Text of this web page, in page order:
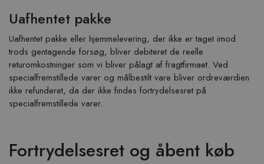
Uafhentet pakke
Uafhentet pakke eller hjemmelevering, der ikke er taget imod
trods gentagende forsøg, bliver debiteret de reelle
returomkostninger som vi bliver pålagt af fragtfirmaet. Ved
specialfremstillede varer og målbestilt vare bliver ordreværdien
ikke refunderet, da der ikke findes fortrydelsesret på
specialfremstillede varer.
Fortrydelsesret og åbent køb